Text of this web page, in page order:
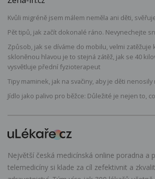
Kvůli migréně jsem málem neměla ani děti,
Pět tipů, jak začít dokonalé ráno. Nevynechejte
Způsob, jak se díváme do mobilu, velmi zatěžuje
skloněnou hlavou je to stejná zátěž, jak se 40
vysvětluje přední fyzioterapeut
Tipy maminek, jak na svačiny, aby je děti
Jídlo jako palivo pro běžce: Důležité je nejen to,
Největší česká medicínská online poradna a
telemedicíny si klade za cíl zefektivnit a